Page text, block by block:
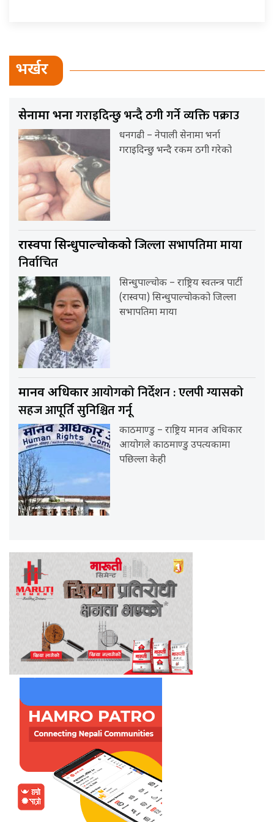
भर्खर
सेनामा भर्नागराइदिन्छु भन्दै ठगी गर्ने व्यक्ति पक्राउ
धनगढी – नेपाली सेनामा भर्ना
गराइदिन्छु भन्दै रकम ठगी गरेको
रास्वपा सिन्धुपाल्चोककोजिल्ला सभापतिमा माया
निर्वाचित
सिन्धुपाल्चोक – राष्ट्रिय स्वतन्त्र पार्टी
(रास्वपा) सिन्धुपाल्चोकको जिल्ला
सभापतिमा माया
मानव अधिकारआयोगको निर्देशन : एलपी ग्यासको
सहज आपूर्ति सुनिश्चित गर्नू
काठमाण्डु – राष्ट्रिय मानव अधिकार
आयोगले काठमाण्डु उपत्यकामा
पछिल्ला केही